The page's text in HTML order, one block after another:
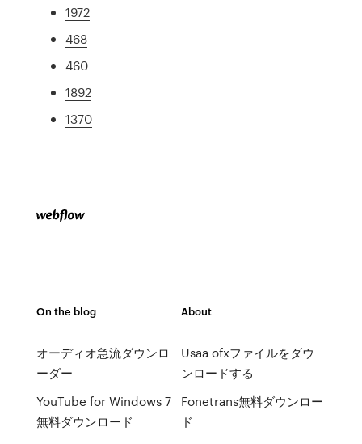
1972
468
460
1892
1370
On the blog
オーディオ急流ダウンロ
ーダー
YouTube for Windows 7
無料ダウンロード
About
Usaa ofxファイルをダウ
ンロードする
Fonetrans無料ダウンロー
ド